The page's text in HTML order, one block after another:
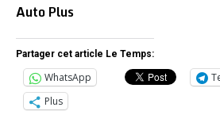
Auto Plus
Partager cet article Le Temps:
WhatsApp
Plus